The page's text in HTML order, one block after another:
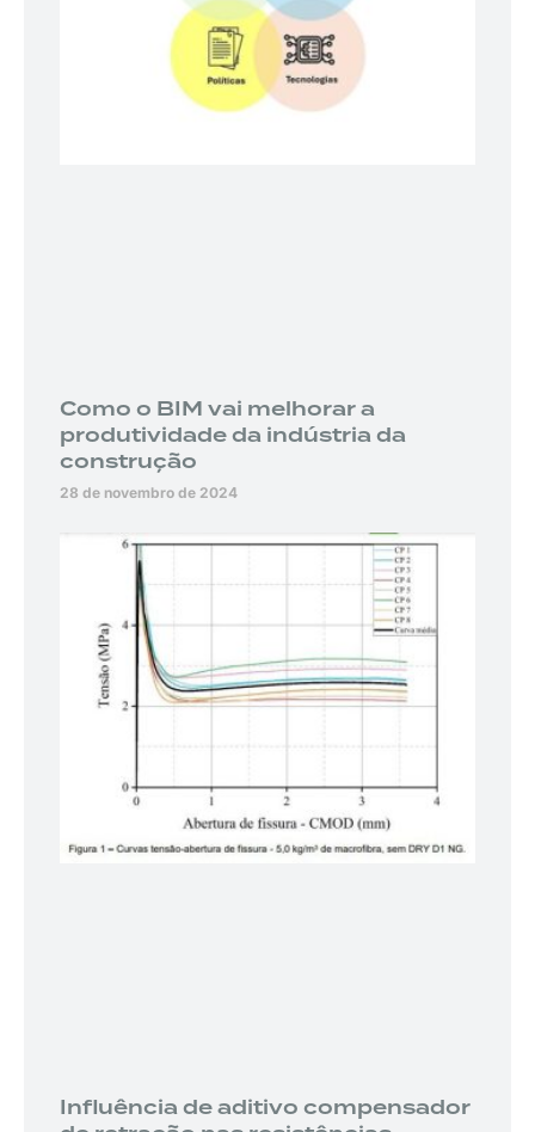
Como o BIM vai melhorar a
produtividade da indústria da
construção
28 de novembro de 2024
Influência de aditivo compensador